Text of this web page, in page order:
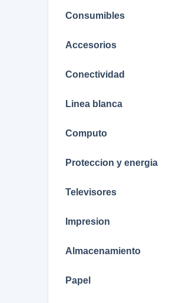
Consumibles
Accesorios
Conectividad
Linea blanca
Computo
Proteccion y energia
Televisores
Impresion
Almacenamiento
Papel